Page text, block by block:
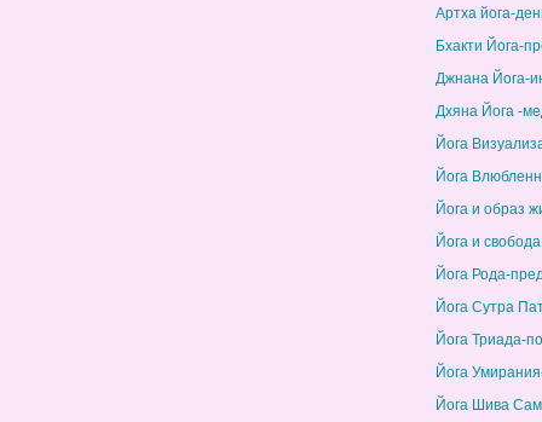
Артха йога-
Бхакти Йога-
Джнана Йога-
Дхяна Йога -
Йога
Йога
Йога и образ
Йога и свобода
Йога Рода-
Йога Сутра
Йога Триада-
Йога
Йога Шива